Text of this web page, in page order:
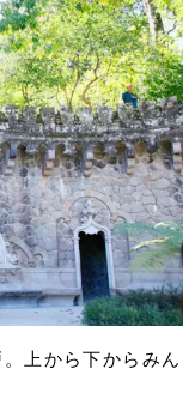
上から下からみん